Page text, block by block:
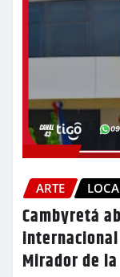
ARTE
Cambyretá
internacional
Mirador de